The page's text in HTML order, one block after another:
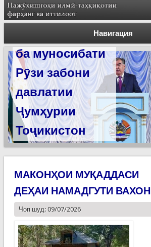
Навигация
Силсилаи
ёдгориҳои роҳи
абрешим барои
сабт дар
феҳристи
ЮНЕСКО омода
мешаванд
МАКОНҲОИ МУҚАДДАСИ
ДЕҲАИ НАМАДГУТИ ВАХОН
Чоп шуд: 09/07/2026